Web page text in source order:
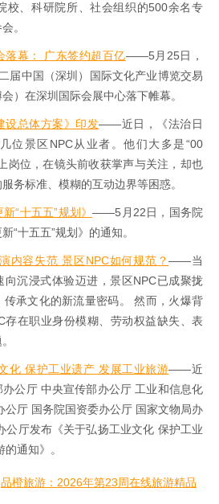
校、科研院所、社会组织的500余名专
。
落幕： 广东签约超百亿——5月25日，
届中国（深圳）国际文化产业博览交易
）在深圳国际会展中心落下帷幕。
设总体方案》印发——近日，《法治日
位景区NPC从业者。他们大多是“00
岗位，在镜头前收获掌声与关注，却也
务标准、模糊的互动边界等困惑。
“十五五”规划》——5月22日，国务院
“十五五”规划》的通知。
内容失范 景区NPC如何规范？——当
向沉浸式体验迈进，景区NPC已成聚拢
传承文化的新流量密码。 然而，火爆背
存在职业身份模糊、劳动权益缺失、表
化 保护工业遗产 发展工业旅游——近
办公厅 中央宣传部办公厅 工业和信息化
公厅 国务院国资委办公厅 国家文物局办
公厅发布《关于弘扬工业文化 保护工业
通知》。
品橙旅游：2026年第23周在线旅游精品